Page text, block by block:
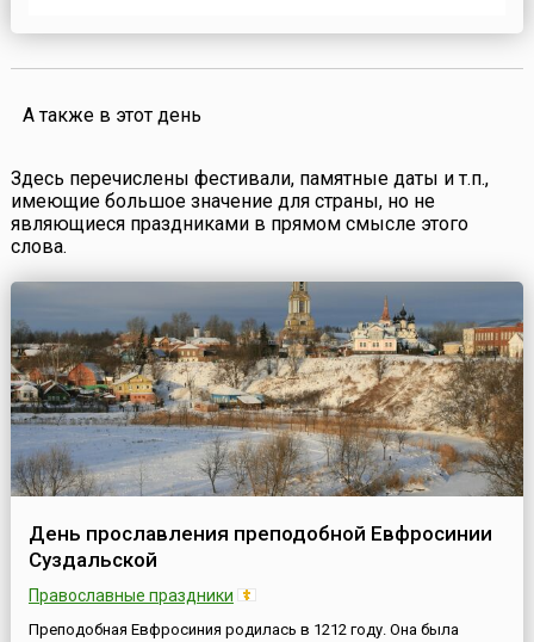
практически любого другого алкогольного
А также в этот день
Здесь перечислены фестивали, памятные даты и т.п.,
имеющие большое значение для страны, но не
являющиеся праздниками в прямом смысле этого
слова.
День прославления преподобной Евфросинии
Суздальской
Православные праздники
Преподобная Евфросиния родилась в 1212 году. Она была